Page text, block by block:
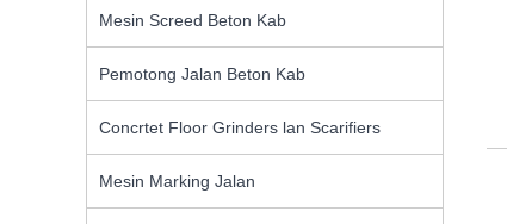
Mesin Screed Beton Kab
Pemotong Jalan Beton Kab
Concrtet Floor Grinders lan Scarifiers
Mesin Marking Jalan